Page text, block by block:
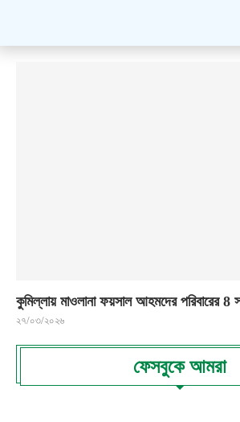
কুমিল্লায় মাওলানা ফয়সাল আহমদের পরিবারের
২৭/০৩/২০২৬
ফেসবুকে আমরা